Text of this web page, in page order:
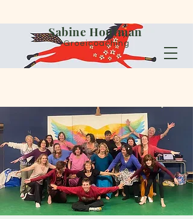
Sabine Houtman
Groeicoaching